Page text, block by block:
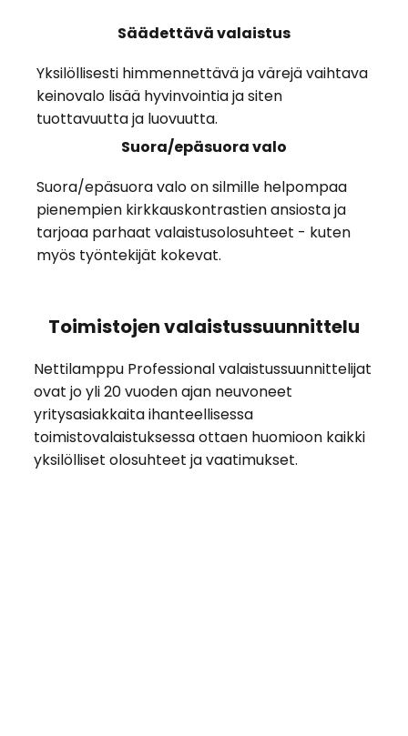
Säädettävä valaistus
Yksilöllisesti himmennettävä ja värejä vaihtava
keinovalo lisää hyvinvointia ja siten
tuottavuutta ja luovuutta.
Suora/epäsuora valo
Suora/epäsuora valo on silmille helpompaa
pienempien kirkkauskontrastien ansiosta ja
tarjoaa parhaat valaistusolosuhteet - kuten
myös työntekijät kokevat.
Toimistojen valaistussuunnittelu
Nettilamppu Professional valaistussuunnittelijat
ovat jo yli 20 vuoden ajan neuvoneet
yritysasiakkaita ihanteellisessa
toimistovalaistuksessa ottaen huomioon kaikki
yksilölliset olosuhteet ja vaatimukset.